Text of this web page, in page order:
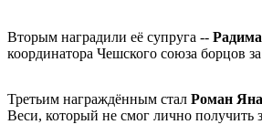
Вторым наградили её супруга --
координатора Чешского союза борцов
Третьим награждённым стал Роман
Веси, который не смог лично получить